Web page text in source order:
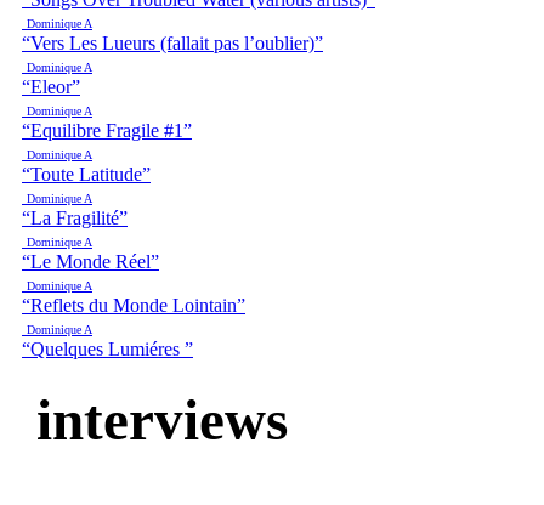
Dominique A
“Vers Les Lueurs (fallait pas l’oublier)”
Dominique A
“Eleor”
Dominique A
“Equilibre Fragile #1”
Dominique A
“Toute Latitude”
Dominique A
“La Fragilité”
Dominique A
“Le Monde Réel”
Dominique A
“Reflets du Monde Lointain”
Dominique A
“Quelques Lumiéres ”
interviews